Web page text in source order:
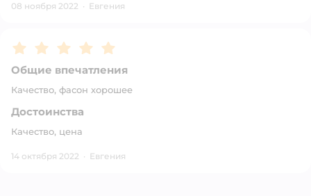
08 ноября 2022 · Евгения
Рейтинг:5
Общие впечатления
Качество, фасон хорошее
Достоинства
Качество, цена
14 октября 2022 · Евгения